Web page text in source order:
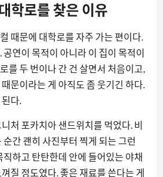
학로를 찾은 이유
때문에 대학로를 자주 가는 편이다.
공연이 목적이 아니라 이 집이 목적이
를 두 번이나 간 건 살면서 처음이고,
문이라는 게 아직도 좀 웃기긴 하다.
다.
처 포카치아 샌드위치를 먹었다. 비
간 괜히 사진부터 찍게 되는 그런
직하고 탄탄한데 안에 들어있는 야채
질 정도였다. 좋은 재료를 쓴다는 게